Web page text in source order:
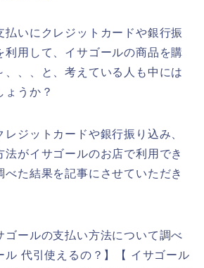
払いにクレジットカードや銀行振
利用して、イサゴールの商品を購
、、、と、考えている人も中には
ょうか？
ジットカードや銀行振り込み、
法がイサゴールのお店で利用でき
べた結果を記事にさせていただき
ゴールの支払い方法について調べ
ル 代引使えるの？】【 イサゴール